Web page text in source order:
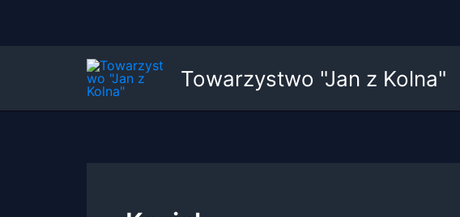
Towarzystwo "Jan z Kolna"